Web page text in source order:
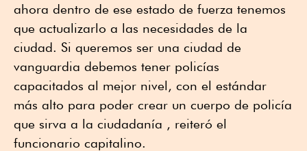
ahora dentro de ese estado de fuerza tenemos
que actualizarlo a las necesidades de la
ciudad. Si queremos ser una ciudad de
vanguardia debemos tener policías
capacitados al mejor nivel, con el estándar
más alto para poder crear un cuerpo de policía
que sirva a la ciudadanía , reiteró el
funcionario capitalino.